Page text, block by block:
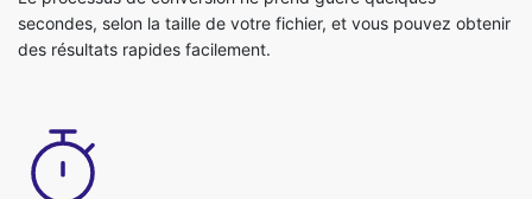
Rapide et efficace
L'édition vidéo est très rapide et vous pouvez faire votre travail